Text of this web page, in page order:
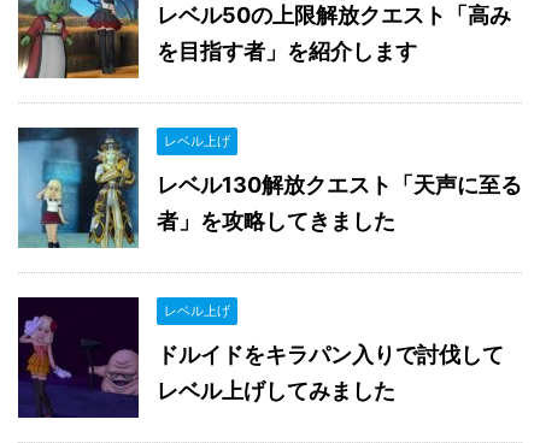
レベル50の上限解放クエスト「高み
を目指す者」を紹介します
レベル上げ
レベル130解放クエスト「天声に至る
者」を攻略してきました
レベル上げ
ドルイドをキラパン入りで討伐して
レベル上げしてみました